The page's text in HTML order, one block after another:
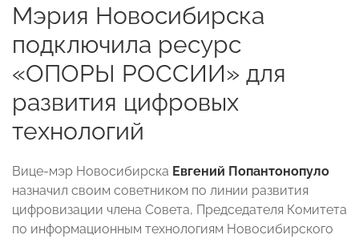
Мэрия Новосибирска
подключила ресурс
«ОПОРЫ РОССИИ» для
развития цифровых
технологий
Вице-мэр Новосибирска Евгений Попантонопуло
назначил своим советником по линии развития
цифровизации члена Совета, Председателя Комитета
по информационным технологиям Новосибирского